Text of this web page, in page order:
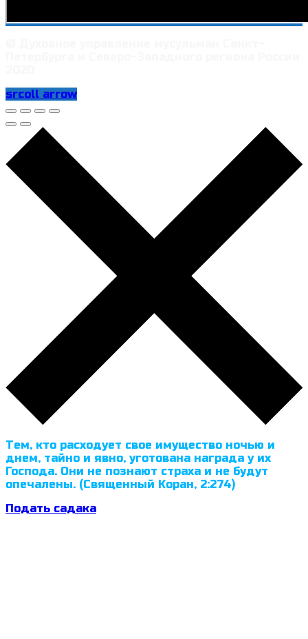
srcoll arrow
Тем, кто расходует свое имущество ночью и
днем, тайно и явно, уготована награда у их
Господа. Они не познают страха и не будут
опечалены. (Священный Коран, 2:274)
Подать садака